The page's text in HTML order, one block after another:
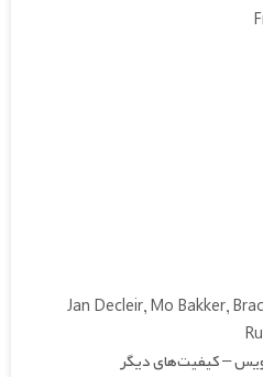
– کیفیت‌های دیگر